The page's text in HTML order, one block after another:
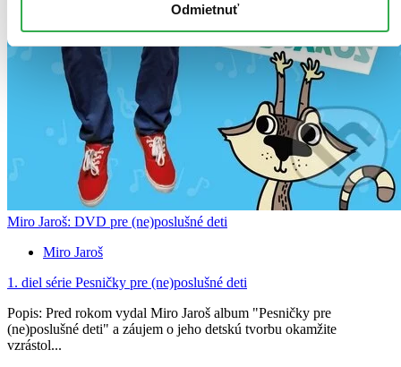
Odmietnuť
Miro Jaroš: DVD pre (ne)poslušné deti
Miro Jaroš
1. diel série Pesničky pre (ne)poslušné deti
Popis: Pred rokom vydal Miro Jaroš album "Pesničky pre
(ne)poslušné deti" a záujem o jeho detskú tvorbu okamžite
vzrástol...